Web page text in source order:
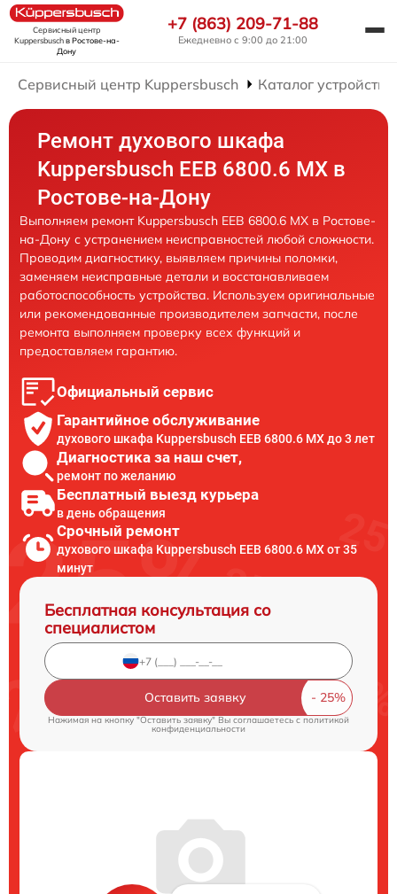
Сервисный центр
Kuppersbuschв Ростове-на-
Дону
+7 (863) 209-71-88
Ежедневно с 9:00 до 21:00
Сервисный центр Kuppersbusch Каталог устройств
Ремонт духового шкафа
Kuppersbusch EEB 6800.6 MX в
Ростове-на-Дону
Выполняем ремонт Kuppersbusch EEB 6800.6 MX в Ростове-
на-Дону с устранением неисправностей любой сложности.
Проводим диагностику, выявляем причины поломки,
заменяем неисправные детали и восстанавливаем
работоспособность устройства. Используем оригинальные
или рекомендованные производителем запчасти, после
ремонта выполняем проверку всех функций и
предоставляем гарантию.
Официальный сервис
Гарантийное обслуживание
духового шкафа Kuppersbusch EEB 6800.6 MX до 3 лет
Диагностика за наш счет,
ремонт по желанию
Бесплатный выезд курьера
в день обращения
Срочный ремонт
духового шкафа Kuppersbusch EEB 6800.6 MX от 35
минут
Бесплатная консультация со
специалистом
Оставить заявку
Нажимая на кнопку "Оставить заявку" Вы соглашаетесь c политикой
конфиденциальности